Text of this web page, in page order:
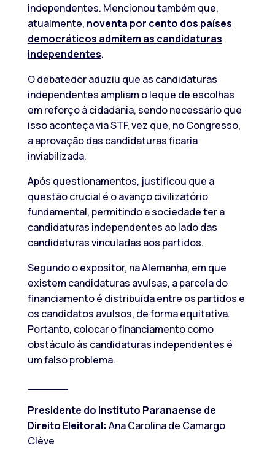
independentes. Mencionou também que,
atualmente, noventa por cento dos países
democráticos admitem as candidaturas
independentes.
O debatedor aduziu que as candidaturas
independentes ampliam o leque de escolhas
em reforço à cidadania, sendo necessário que
isso aconteça via STF, vez que, no Congresso,
a aprovação das candidaturas ficaria
inviabilizada.
Após questionamentos, justificou que a
questão crucial é o avanço civilizatório
fundamental, permitindo à sociedade ter a
candidaturas independentes ao lado das
candidaturas vinculadas aos partidos.
Segundo o expositor, na Alemanha, em que
existem candidaturas avulsas, a parcela do
financiamento é distribuída entre os partidos e
os candidatos avulsos, de forma equitativa.
Portanto, colocar o financiamento como
obstáculo às candidaturas independentes é
um falso problema.
Presidente do Instituto Paranaense de
Direito Eleitoral: Ana Carolina de Camargo
Clève